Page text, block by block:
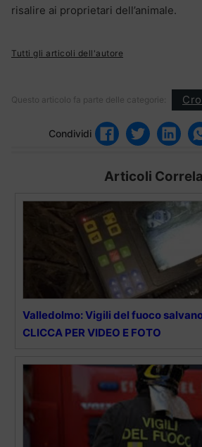
risalire ai proprietari dell’animale.
Tutti gli articoli dell'autore
Questo articolo fa parte delle categorie:
Condividi
Articoli
Valledolmo: Vigili del fuoco
CLICCA PER VIDEO E FOTO